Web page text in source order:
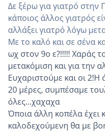
Δε ξέρω για γιατρό στην
κάποιος άλλος γιατρός
αλλάξει γιατρό λόγω
Με το καλό και σε σένα
ωχ στον 9ο ε?!!!!! Χαράς
μετακόμιση και για την
Ευχαριστούμε και οι 2!Η
20 μέρες, συμπέσαμε
όλες...χαχαχα
Όποια άλλη κοπέλα έχει
καλοδεχούμενη θα με